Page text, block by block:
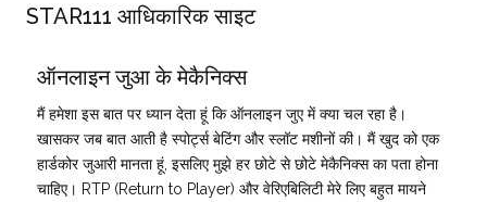
STAR111 आधिकारिक साइट
ऑनलाइन जुआ के मेकैनिक्स
मैं हमेशा इस बात पर ध्यान देता हूं कि ऑनलाइन जुए में क्या चल रहा है।
खासकर जब बात आती है स्पोर्ट्स बेटिंग और स्लॉट मशीनों की। मैं खुद को एक
हार्डकोर जुआरी मानता हूं, इसलिए मुझे हर छोटे से छोटे मेकैनिक्स का पता होना
चाहिए। RTP (Return to Player) और वेरिएबिलिटी मेरे लिए बहुत मायने